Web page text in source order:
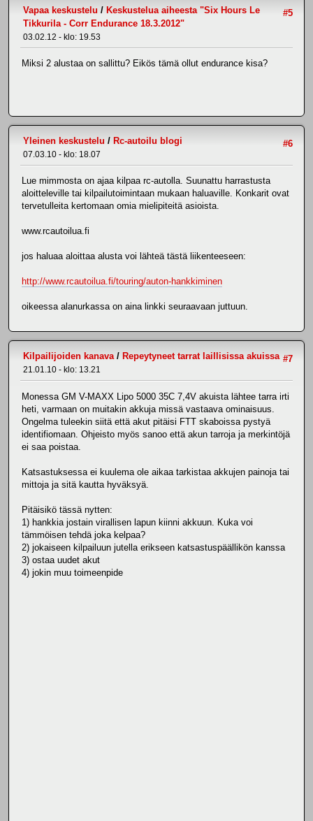
#5
Vapaa keskustelu / Keskustelua aiheesta "Six Hours Le
Tikkurila - Corr Endurance 18.3.2012"
03.02.12 - klo: 19.53
Miksi 2 alustaa on sallittu? Eikös tämä ollut endurance kisa?
#6
Yleinen keskustelu / Rc-autoilu blogi
07.03.10 - klo: 18.07
Lue mimmosta on ajaa kilpaa rc-autolla. Suunattu harrastusta
aloitteleville tai kilpailutoimintaan mukaan haluaville. Konkarit ovat
tervetulleita kertomaan omia mielipiteitä asioista.
www.rcautoilua.fi
jos haluaa aloittaa alusta voi lähteä tästä liikenteeseen:
http://www.rcautoilua.fi/touring/auton-hankkiminen
oikeessa alanurkassa on aina linkki seuraavaan juttuun.
#7
Kilpailijoiden kanava/ Repeytyneet tarrat laillisissa akuissa
21.01.10 - klo: 13.21
Monessa GM V-MAXX Lipo 5000 35C 7,4V akuista lähtee tarra irti
heti, varmaan on muitakin akkuja missä vastaava ominaisuus.
Ongelma tuleekin siitä että akut pitäisi FTT skaboissa pystyä
identifiomaan. Ohjeisto myös sanoo että akun tarroja ja merkintöjä
ei saa poistaa.
Katsastuksessa ei kuulema ole aikaa tarkistaa akkujen painoja tai
mittoja ja sitä kautta hyväksyä.
Pitäisikö tässä nytten:
1) hankkia jostain virallisen lapun kiinni akkuun. Kuka voi
tämmöisen tehdä joka kelpaa?
2) jokaiseen kilpailuun jutella erikseen katsastuspäällikön kanssa
3) ostaa uudet akut
4) jokin muu toimeenpide